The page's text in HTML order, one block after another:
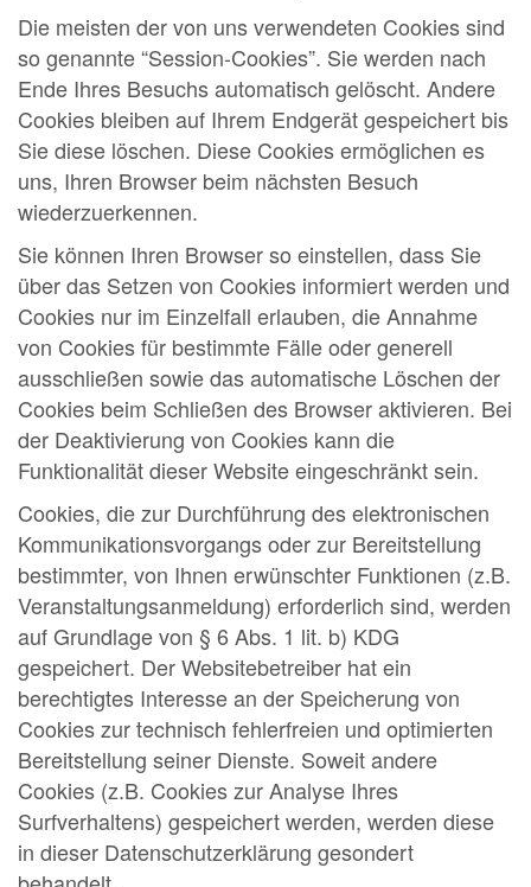
Die meisten der von uns verwendeten Cookies sind
so genannte “Session-Cookies”. Sie werden nach
Ende Ihres Besuchs automatisch gelöscht. Andere
Cookies bleiben auf Ihrem Endgerät gespeichert bis
Sie diese löschen. Diese Cookies ermöglichen es
uns, Ihren Browser beim nächsten Besuch
wiederzuerkennen.
Sie können Ihren Browser so einstellen, dass Sie
über das Setzen von Cookies informiert werden und
Cookies nur im Einzelfall erlauben, die Annahme
von Cookies für bestimmte Fälle oder generell
ausschließen sowie das automatische Löschen der
Cookies beim Schließen des Browser aktivieren. Bei
der Deaktivierung von Cookies kann die
Funktionalität dieser Website eingeschränkt sein.
Cookies, die zur Durchführung des elektronischen
Kommunikationsvorgangs oder zur Bereitstellung
bestimmter, von Ihnen erwünschter Funktionen (z.B.
Veranstaltungsanmeldung) erforderlich sind, werden
auf Grundlage von § 6 Abs. 1 lit. b) KDG
gespeichert. Der Websitebetreiber hat ein
berechtigtes Interesse an der Speicherung von
Cookies zur technisch fehlerfreien und optimierten
Bereitstellung seiner Dienste. Soweit andere
Cookies (z.B. Cookies zur Analyse Ihres
Surfverhaltens) gespeichert werden, werden diese
in dieser Datenschutzerklärung gesondert